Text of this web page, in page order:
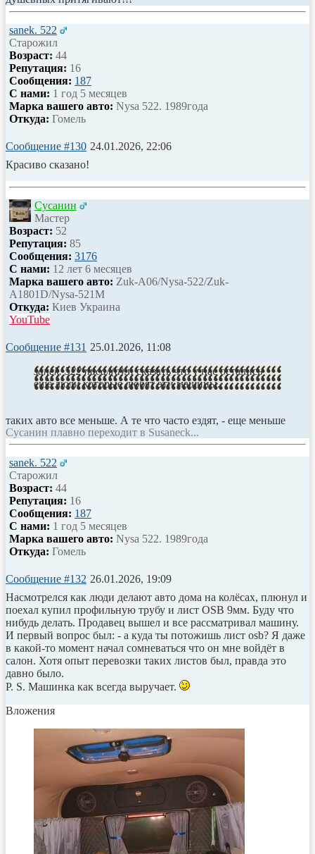
sanek. 522
Старожил
Возраст: 44
Репутация: 16
Сообщения: 187
С нами: 1 год 5 месяцев
Марка вашего авто: Nysa 522. 1989года
Откуда: Гомель
Сообщение #130 24.01.2026, 22:06
Красиво сказано!
Сусанин
Мастер
Возраст: 52
Репутация: 85
Сообщения: 3176
С нами: 12 лет 6 месяцев
Марка вашего авто: Zuk-A06/Nysa-522/Zuk-
A1801D/Nysa-521M
Откуда: Киев Украина
YouTube
Сообщение #131 25.01.2026, 11:08
sanek. 522 писал(а):и сказать что у нас остались
ещё люди которые любят эти машины.
таких авто все меньше. А те что часто ездят, - еще меньше
Сусанин плавно переходит в Susaneck...
sanek. 522
Старожил
Возраст: 44
Репутация: 16
Сообщения: 187
С нами: 1 год 5 месяцев
Марка вашего авто: Nysa 522. 1989года
Откуда: Гомель
Сообщение #132 26.01.2026, 19:09
Насмотрелся как люди делают авто дома на колёсах, плюнул и
поехал купил профильную трубу и лист ОSB 9мм. Буду что
нибудь делать. Продавец вышел и все рассматривал машину.
И первый вопрос был: - а куда ты потожишь лист osb? Я даже
в какой-то момент начал сомневаться что он мне войдёт в
салон. Хотя опыт перевозки таких листов был, правда это
давно было.
P. S. Машинка как всегда выручает.
Вложения